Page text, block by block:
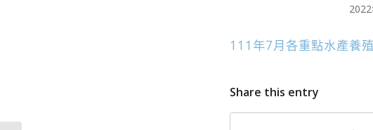
111年7月各重點水產養
Share this entry